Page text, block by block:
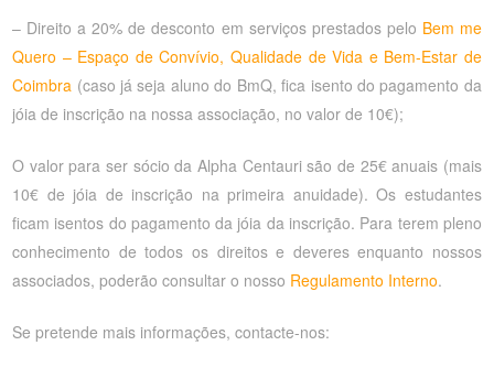
– Direito a 20% de desconto em serviços prestados pelo Bem me
Quero – Espaço de Convívio, Qualidade de Vida e Bem-Estar de
Coimbra (caso já seja aluno do BmQ, fica isento do pagamento da
jóia de inscrição na nossa associação, no valor de 10€);
O valor para ser sócio da Alpha Centauri são de 25€ anuais (mais
10€ de jóia de inscrição na primeira anuidade). Os estudantes
ficam isentos do pagamento da jóia da inscrição. Para terem pleno
conhecimento de todos os direitos e deveres enquanto nossos
associados, poderão consultar o nosso Regulamento Interno.
Se pretende mais informações, contacte-nos: